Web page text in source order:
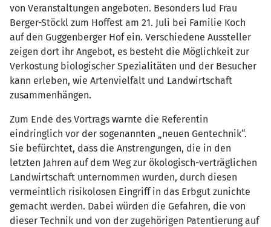
von Veranstaltungen angeboten. Besonders lud Frau
Berger-Stöckl zum Hoffest am 21. Juli bei Familie Koch
auf den Guggenberger Hof ein. Verschiedene Aussteller
zeigen dort ihr Angebot, es besteht die Möglichkeit zur
Verkostung biologischer Spezialitäten und der Besucher
kann erleben, wie Artenvielfalt und Landwirtschaft
zusammenhängen.
Zum Ende des Vortrags warnte die Referentin
eindringlich vor der sogenannten „neuen Gentechnik“.
Sie befürchtet, dass die Anstrengungen, die in den
letzten Jahren auf dem Weg zur ökologisch-verträglichen
Landwirtschaft unternommen wurden, durch diesen
vermeintlich risikolosen Eingriff in das Erbgut zunichte
gemacht werden. Dabei würden die Gefahren, die von
dieser Technik und von der zugehörigen Patentierung auf